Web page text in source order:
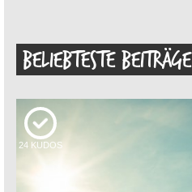
BELIEBTESTE BEITRÄGE
24 KUDOS